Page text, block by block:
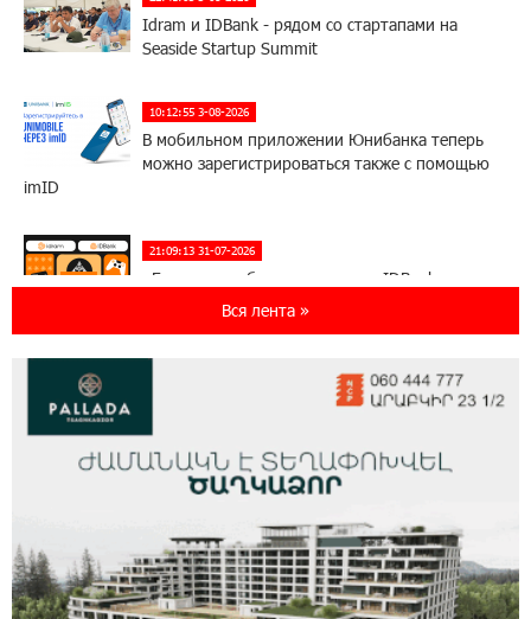
Idram и IDBank - рядом со стартапами на
Seaside Startup Summit
10:12:55 3-08-2026
В мобильном приложении Юнибанка теперь
можно зарегистрироваться также с помощью
imID
21:09:13 31-07-2026
«Бесплатные бонусы в играх»: IDBank
предупреждает о кибератаках на школьников
ЕАЭС со временем будет расширяться. Когда-
будет уже поздно
Если Израиль использует тему Геноцида
армян против Эрдогана, то что для него
значит сам Геноцид?
Вся лента »